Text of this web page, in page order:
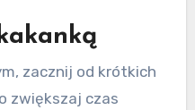
zacznij od krótkich
zwiększaj czas